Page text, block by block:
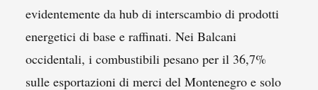
evidentemente da hub di interscambio di prodotti
energetici di base e raffinati. Nei Balcani
occidentali, i combustibili pesano per il 36,7%
sulle esportazioni di merci del Montenegro e solo